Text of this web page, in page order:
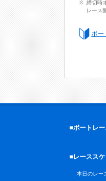
締切時
レース
ボー
■ボートレ
■レースス
本日のレー